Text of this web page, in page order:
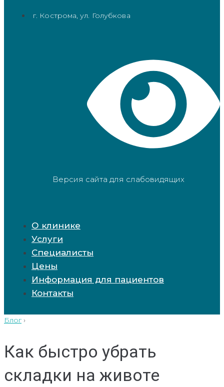
г. Кострома, ул. Голубкова
Версия сайта для слабовидящих
О клинике
Услуги
Специалисты
Цены
Информация для пациентов
Контакты
Блог ›
Как быстро убрать
складки на животе